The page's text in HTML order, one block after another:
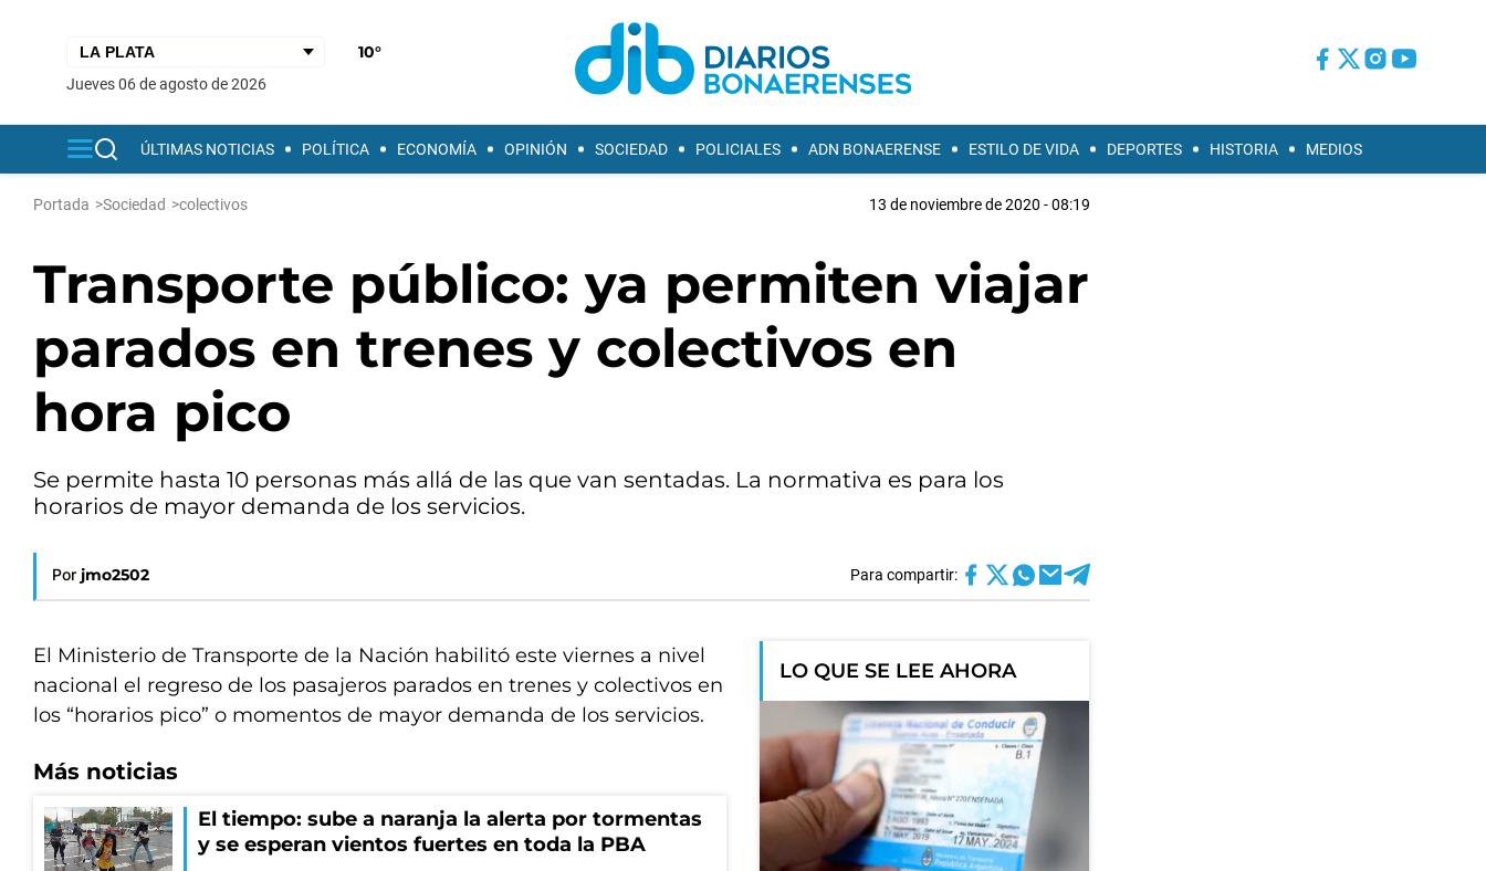
10°
jueves 06 de agosto de 2026
ÚLTIMAS NOTICIAS POLÍTICA ECONOMÍA OPINIÓN SOCIEDAD POLICIALES ADN BONAERENSE ESTILO DE VIDA DEPORTES HISTORIA MEDIOS
Portada >Sociedad >colectivos 13 de noviembre de 2020 - 08:19
Transporte público: ya permiten viajar
parados en trenes y colectivos en
hora pico
Se permite hasta 10 personas más allá de las que van sentadas. La normativa es para los
horarios de mayor demanda de los servicios.
Por jmo2502 Para compartir:
El Ministerio de Transporte de la Nación habilitó este viernes a nivel
nacional el regreso de los pasajeros parados en trenes y colectivos en
los “horarios pico” o momentos de mayor demanda de los servicios.
Más noticias
El tiempo: sube a naranja la alerta por tormentas
y se esperan vientos fuertes en toda la PBA
LO QUE SE LEE AHORA